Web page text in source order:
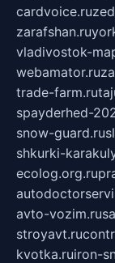
cardvoice.ru
zarafshan.ru
vladivostok-
webamator.ru
trade-farm.ru
spayderhed-
snow-guard.ru
shkurki-
ecolog.org.ru
avto-vozim.ru
stroyavt.ru
kvotka.ruiron-